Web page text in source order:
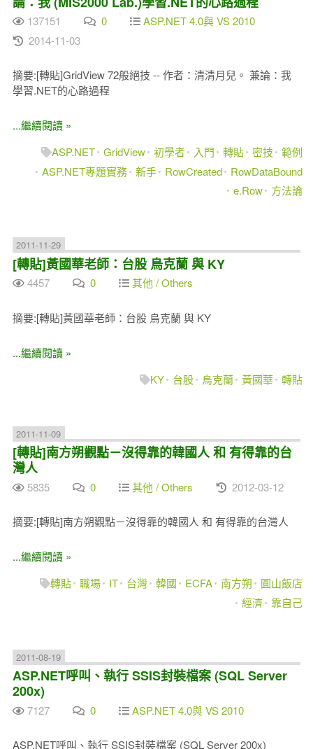
137151 0
ASP.NET 4.0與 VS 2010
2014-11-03
摘要:[轉貼]GridView 72般絕技 -- 作者：清清月兒。 兼論：我
學習.NET的心路過程
...繼續閱讀 »
ASP.NET GridView 初學者 入門 轉貼 密技
範例
ASP.NET專題實務 新手 RowCreated
RowDataBound
e.Row
方法論
2011-11-29
[轉貼]黃國華老師：台股 烏克蘭 與 KY
4457 0 其他 / Others
摘要:[轉貼]黃國華老師：台股 烏克蘭 與 KY
...繼續閱讀 »
KY
台股 烏克蘭 黃國華 轉貼
2011-11-09
[轉貼]南方朔觀點－沒得靠的韓國人 和 有得靠的台
灣人
5835 0 其他 / Others 2012-03-12
摘要:[轉貼]南方朔觀點－沒得靠的韓國人 和 有得靠的台灣人
...繼續閱讀 »
轉貼 職場 IT 台灣 韓國 ECFA 南方朔
圓山飯店
經濟
靠自己
2011-08-19
ASP.NET呼叫、執行 SSIS封裝檔案 (SQL Server
200x)
7127 0 ASP.NET 4.0與 VS 2010
ASP.NET呼叫、執行 SSIS封裝檔案 (SQL Server 200x)